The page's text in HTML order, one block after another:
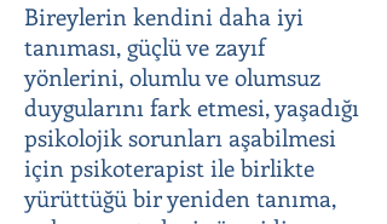
Bireylerin kendini daha iyi
tanıması, güçlü ve zayıf
yönlerini, olumlu ve olumsuz
duygularını fark etmesi, yaşadığı
psikolojik sorunları aşabilmesi
için psikoterapist ile birlikte
yürüttüğü bir yeniden tanıma,